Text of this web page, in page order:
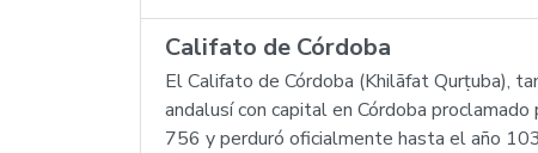
Califato de Córdoba
El Califato de Córdoba (Khilāfat Qurṭuba),
andalusí con capital en Córdoba
756 y perduró oficialmente hasta el año